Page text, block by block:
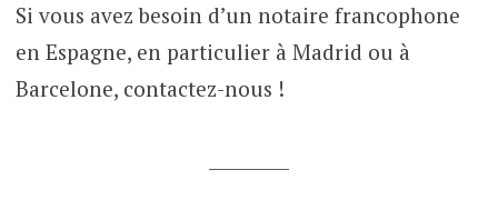
Si vous avez besoin d’un notaire francophone
en Espagne, en particulier à Madrid ou à
Barcelone, contactez-nous !